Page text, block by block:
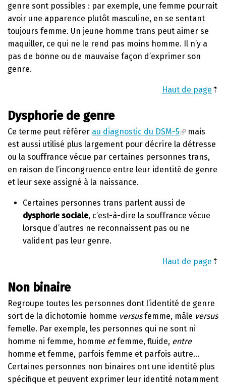
genre sont possibles : par exemple, une femme pourrait
avoir une apparence plutôt masculine, en se sentant
toujours femme. Un jeune homme trans peut aimer se
maquiller, ce qui ne le rend pas moins homme. Il n’y a
pas de bonne ou de mauvaise façon d’exprimer son
genre.
Haut de page ⇡
Dysphorie de genre
Ce terme peut référer au diagnostic du DSM-5
mais
est aussi utilisé plus largement pour décrire la détresse
ou la souffrance vécue par certaines personnes trans,
en raison de l’incongruence entre leur identité de genre
et leur sexe assigné à la naissance.
Certaines personnes trans parlent aussi de
dysphorie sociale, c’est-à-dire la souffrance vécue
lorsque d’autres ne reconnaissent pas ou ne
valident pas leur genre.
Haut de page ⇡
Non binaire
Regroupe toutes les personnes dont l’identité de genre
sort de la dichotomie homme versusfemme, mâle versus
femelle. Par exemple, les personnes qui ne sont ni
homme ni femme, homme etfemme, fluide, entre
homme et femme, parfois femme et parfois autre…
Certaines personnes non binaires ont une identité plus
spécifique et peuvent exprimer leur identité notamment